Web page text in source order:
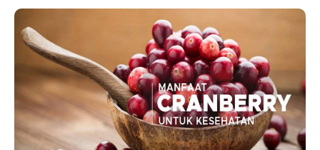
c
e
b
o
o
k
a
t
s
A
p
p
e
g
r
a
m
d
In